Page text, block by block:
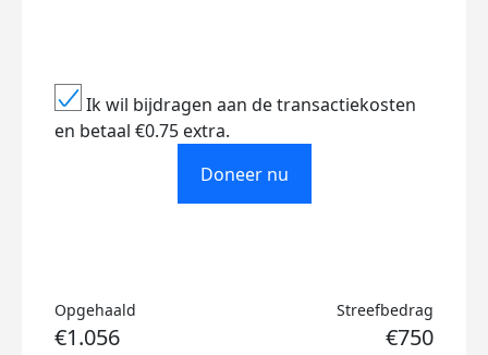
Ik wil bijdragen aan de transactiekosten
en betaal €0.75 extra.
Doneer nu
Opgehaald
€1.056
Streefbedrag
€750